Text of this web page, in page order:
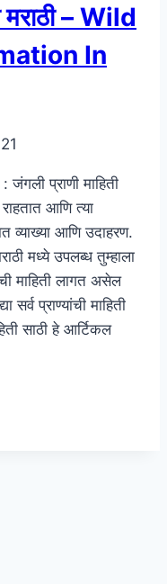
मराठी – Wild
In
प्राणी माहिती
आणि त्या
व्याख्या आणि उदाहरण.
मध्ये उपलब्ध तुम्हाला
माहिती लागत असेल
प्राण्यांची माहिती
साठी हे आर्टिकल